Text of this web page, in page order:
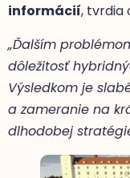
informácií, tvrdia
„Ďalším
dôležitosť
Výsledkom je
a zameranie na
dlhodobej